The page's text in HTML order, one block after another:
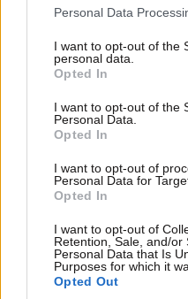
Please note that this
not limited to your visit or
grant or deny consent to
use your data for below
consent section.
Personal Data
I want to opt-out of the
personal data.
Opted In
I want to opt-out of the
Personal Data.
Opted In
I want to opt-out of
Personal Data for
Opted In
I want to opt-out of
Retention, Sale, and/or
Personal Data that Is
Purposes for which it
Opted Out
Λεξιλογικός
φασισμός.
Απαντήστε
TRENDING